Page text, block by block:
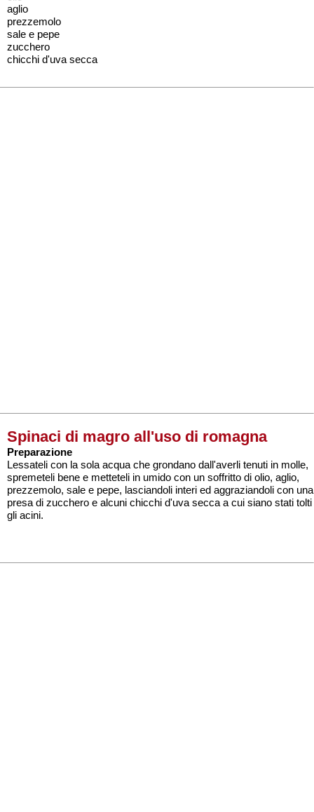
aglio
prezzemolo
sale e pepe
zucchero
chicchi d'uva secca
Spinaci di magro all'uso di romagna
Preparazione
Lessateli con la sola acqua che grondano dall'averli tenuti in molle,
spremeteli bene e metteteli in umido con un soffritto di olio, aglio,
prezzemolo, sale e pepe, lasciandoli interi ed aggraziandoli con una
presa di zucchero e alcuni chicchi d'uva secca a cui siano stati tolti
gli acini.